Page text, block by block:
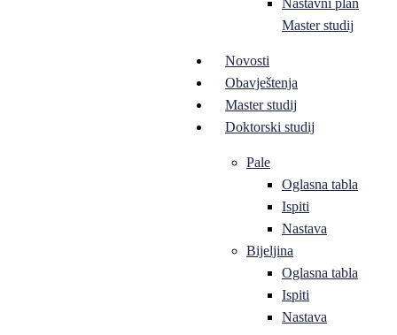
Nastavni plan
Master studij
Novosti
Obavještenja
Master studij
Doktorski studij
Pale
Oglasna tabla
Ispiti
Nastava
Bijeljina
Oglasna tabla
Ispiti
Nastava